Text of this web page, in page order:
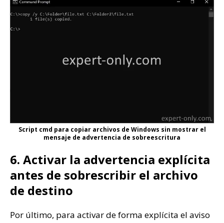
Script cmd para copiar archivos de Windows sin mostrar el
mensaje de advertencia de sobreescritura
6. Activar la advertencia explícita
antes de sobrescribir el archivo
de destino
Por último, para activar de forma explícita el aviso